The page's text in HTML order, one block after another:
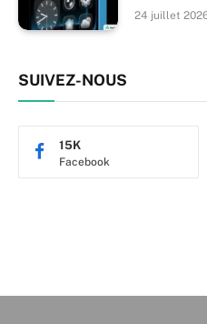
24 juillet
SUIVEZ-NOUS
Facebook
15K